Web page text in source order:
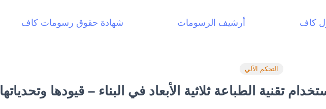
كاف أرشيف الرسومات شهادة حقوق رسومات كاف
التحكم الآلي
تقنية الطباعة ثلاثية الأبعاد في البناء – قيودها وتحدياتها